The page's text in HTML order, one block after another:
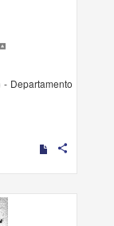
Departamento
share